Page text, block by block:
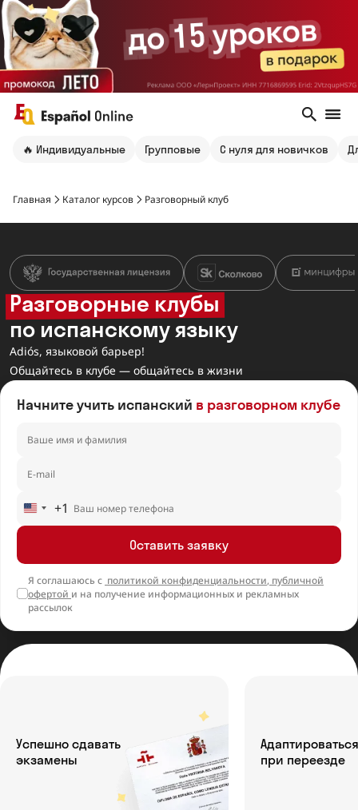
🔥 Индивидуальные Групповые С нуля для новичков
Главная Каталог курсов Разговорный клуб
Разговорные клубы
по испанскому языку
Adiós, языковой барьер!
Общайтесь в клубе — общайтесь в жизни
Начните учить испанский в разговорном клубе
United
States
+1
Оставить заявку
Я соглашаюсь с политикой конфиденциальности, публичной
офертой и на получение информационных и рекламных
рассылок
сдавать
Адаптироваться
при переезде